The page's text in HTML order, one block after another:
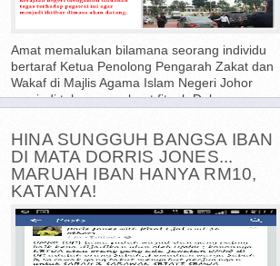
Amat memalukan bilamana seorang individu
bertaraf Ketua Penolong Pengarah Zakat dan
Wakaf di Majlis Agama Islam Negeri Johor
menjadi tukang pembuat fitnah.Dalam
HINA SUNGGUH BANGSA IBAN
DI MATA DORRIS JONES...
MARUAH IBAN HANYA RM10,
KATANYA!